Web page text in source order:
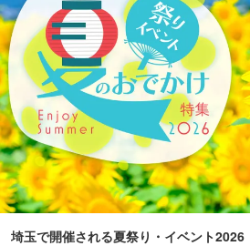
埼玉で開催される夏祭り・イベント2026